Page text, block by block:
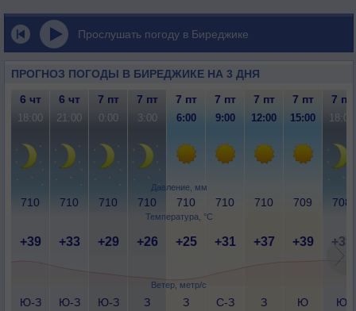
Прослушать погоду в Биреджике
ПРОГНОЗ ПОГОДЫ В БИРЕДЖИКЕ НА 3 ДНЯ
Давление, мм
Температура, °C
Ветер, метр/с
6 чт 6 чт 7 пт 7 пт 7 пт 7 пт 7 пт 7 пт 7 пт
18:00 21:00 0:00 3:00 6:00 9:00 12:00 15:00 18:00
710 710 710 710 710 710 710 709 708
+39 +33 +29 +26 +25 +31 +37 +39 +39
Ю-З
Ю-З
Ю-З
З
З
С-З
З
Ю
Ю